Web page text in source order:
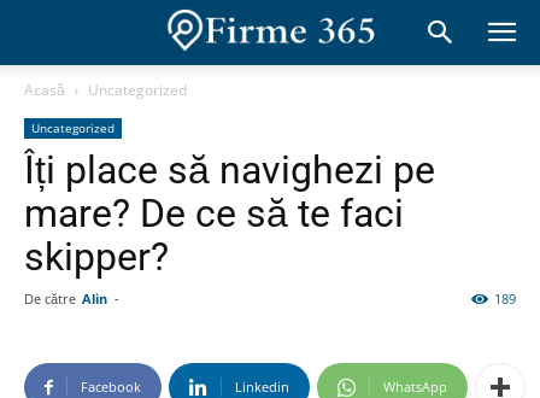
Acasă Uncategorized
Uncategorized
Îți place să navighezi pe
mare? De ce să te faci
skipper?
De către Alin - 189
Facebook Linkedin WhatsApp